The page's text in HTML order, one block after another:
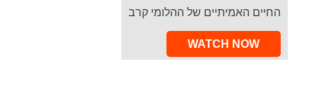
החיים האמיתיים של ההלומי קרב
WATCH NOW